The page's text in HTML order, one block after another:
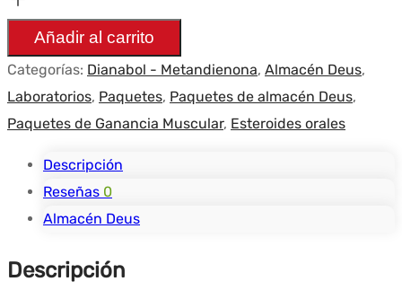
$49.68.$36.22.
de
Masse
-
Deus
Medical
-
DIANABOL
6
Añadir al carrito
Categorías: Dianabol - Metandienona, Almacén Deus,
Laboratorios, Paquetes, Paquetes de almacén Deus,
Paquetes de Ganancia Muscular, Esteroides orales
Descripción
Reseñas 0
Almacén Deus
Descripción